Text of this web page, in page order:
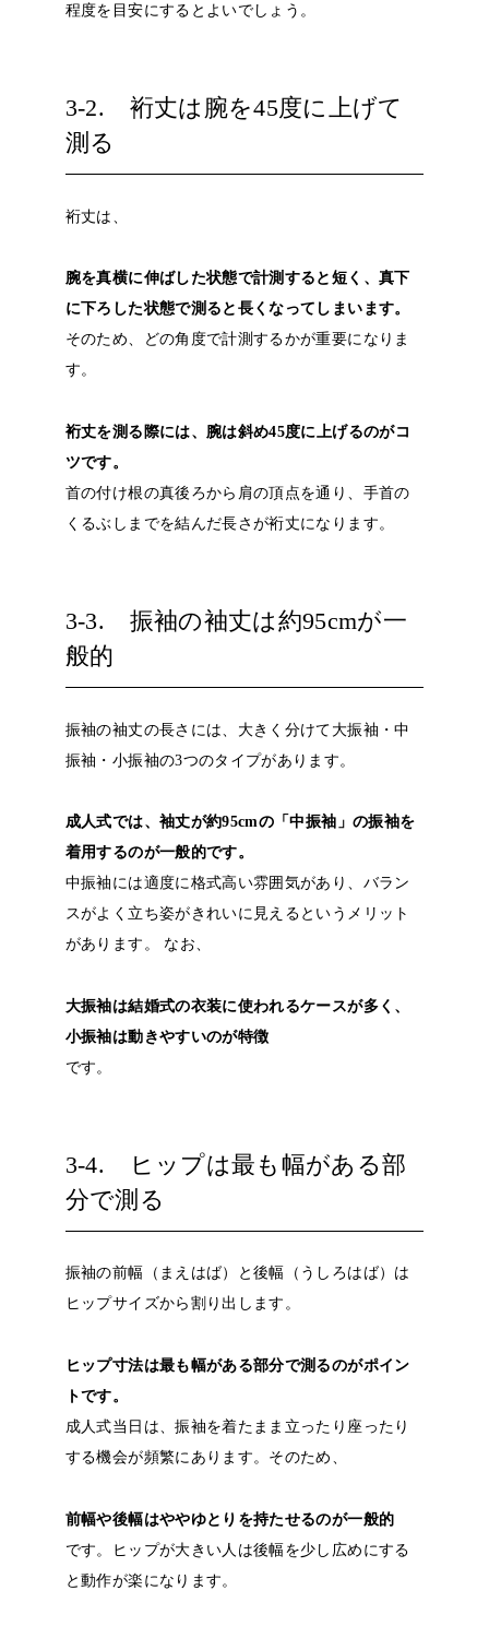
程度を目安にするとよいでしょう。
3-2. 裄丈は腕を45度に上げて
測る
裄丈は、
腕を真横に伸ばした状態で計測すると短く、真下
に下ろした状態で測ると長くなってしまいます。
そのため、どの角度で計測するかが重要になりま
す。
裄丈を測る際には、腕は斜め45度に上げるのがコ
ツです。
首の付け根の真後ろから肩の頂点を通り、手首の
くるぶしまでを結んだ長さが裄丈になります。
3-3. 振袖の袖丈は約95cmが一
般的
振袖の袖丈の長さには、大きく分けて大振袖・中
振袖・小振袖の3つのタイプがあります。
成人式では、袖丈が約95cmの「中振袖」の振袖を
着用するのが一般的です。
中振袖には適度に格式高い雰囲気があり、バラン
スがよく立ち姿がきれいに見えるというメリット
があります。
なお、
大振袖は結婚式の衣装に使われるケースが多く、
小振袖は動きやすいのが特徴
です。
3-4. ヒップは最も幅がある部
分で測る
振袖の前幅（まえはば）と後幅（うしろはば）は
ヒップサイズから割り出します。
ヒップ寸法は最も幅がある部分で測るのがポイン
トです。
成人式当日は、振袖を着たまま立ったり座ったり
する機会が頻繁にあります。そのため、
前幅や後幅はややゆとりを持たせるのが一般的
です。ヒップが大きい人は後幅を少し広めにする
と動作が楽になります。